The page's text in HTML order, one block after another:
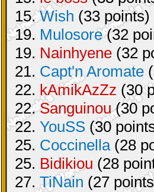
15.Wish (33 points)
19. Mulosore(32
19. Nainhyene (32
21. Capt'n Aromate
22. kAmikAzZz (30
22.Sanguinou(30
22. YouSS (30
25. Coccinella(28
25. Bidikiou (28
27. TiNain (27